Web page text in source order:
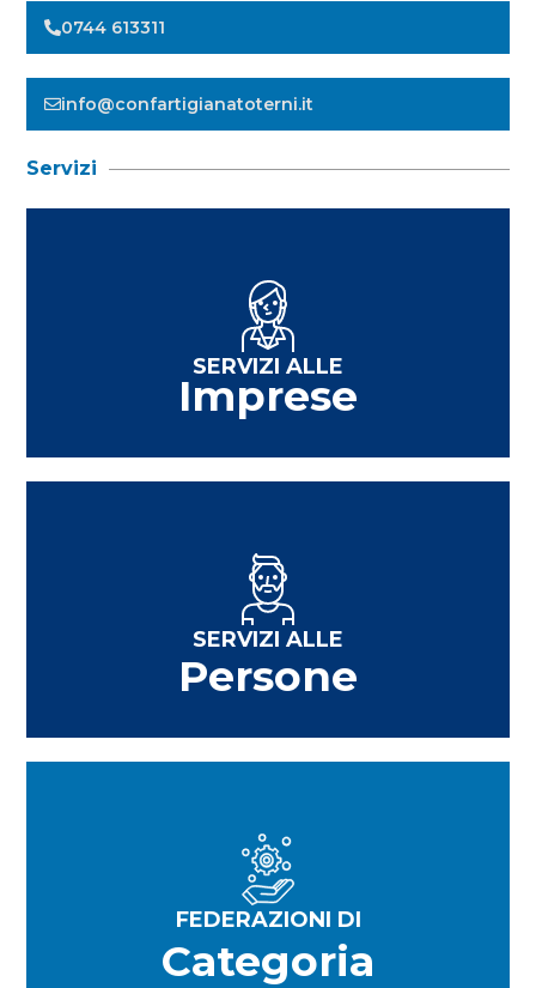
0744 613311
info@confartigianatoterni.it
Servizi
SERVIZI ALLE
Imprese
SERVIZI ALLE
Persone
FEDERAZIONI DI
Categoria